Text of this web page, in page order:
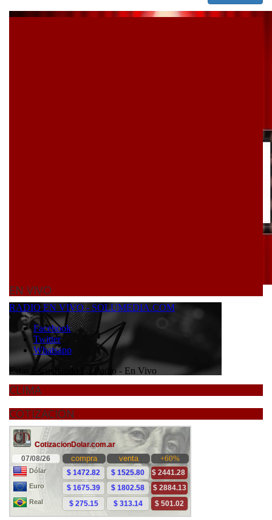
EN VIVO
CLIMA
COTIZACION